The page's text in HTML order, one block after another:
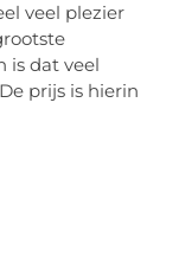
veel plezier
is dat veel
prijs is hierin